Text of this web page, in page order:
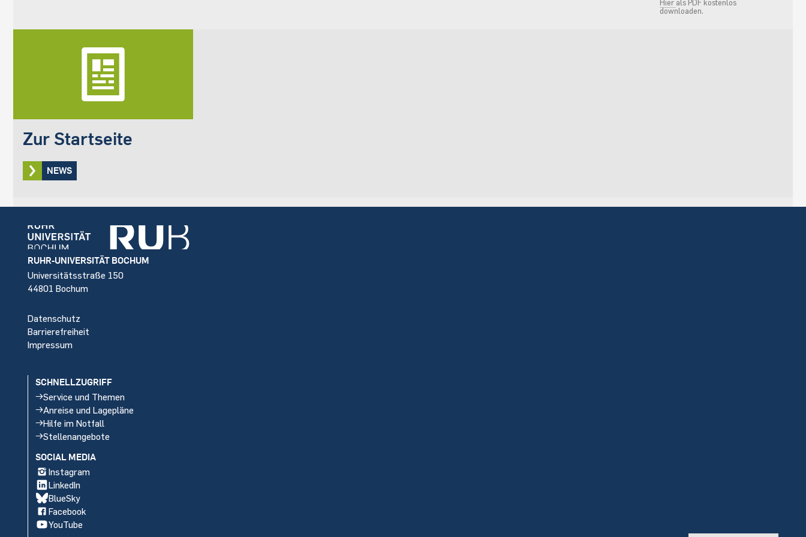
Hier als PDF kostenlos
downloaden.
Zur Startseite
NEWS
Footer
RUHR-UNIVERSITÄT BOCHUM
Universitätsstraße 150
44801 Bochum
Datenschutz
Barrierefreiheit
Impressum
SCHNELLZUGRIFF
Service und Themen
Anreise und Lagepläne
Hilfe im Notfall
Stellenangebote
SOCIAL MEDIA
Instagram
LinkedIn
BlueSky
Facebook
YouTube